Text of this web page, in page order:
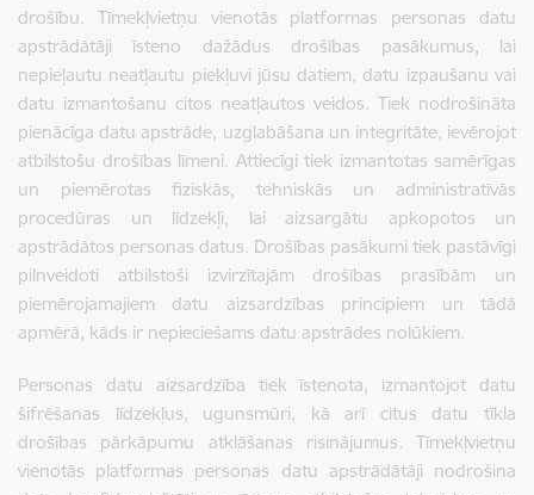
drošību. Tīmekļvietņu vienotās platformas personas datu
apstrādātāji īsteno dažādus drošības pasākumus, lai
nepieļautu neatļautu piekļuvi jūsu datiem, datu izpaušanu vai
datu izmantošanu citos neatļautos veidos. Tiek nodrošināta
pienācīga datu apstrāde, uzglabāšana un integritāte, ievērojot
atbilstošu drošības līmeni. Attiecīgi tiek izmantotas samērīgas
un piemērotas fiziskās, tehniskās un administratīvās
procedūras un līdzekļi, lai aizsargātu apkopotos un
apstrādātos personas datus. Drošības pasākumi tiek pastāvīgi
pilnveidoti atbilstoši izvirzītajām drošības prasībām un
piemērojamajiem datu aizsardzības principiem un tādā
apmērā, kāds ir nepieciešams datu apstrādes nolūkiem.
Personas datu aizsardzība tiek īstenota, izmantojot datu
šifrēšanas līdzekļus, ugunsmūri, kā arī citus datu tīkla
drošības pārkāpumu atklāšanas risinājumus. Tīmekļvietņu
vienotās platformas personas datu apstrādātāji nodrošina